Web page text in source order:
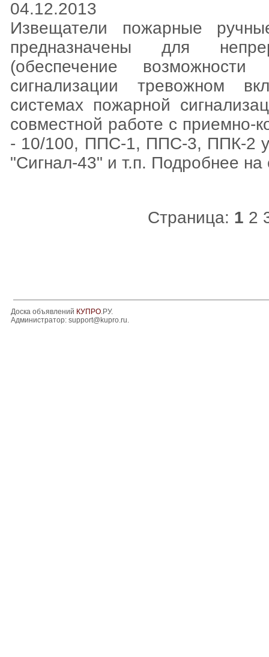
04.12.2013
Извещатели пожарные
предназначены для
(обеспечение
сигнализации тревожном
системах пожарной
совместной работе с приемно-
- 10/100, ППС-1, ППС-3, ППК-2
"Сигнал-43" и т.п. Подробнее на
Страница: 1 2
Доска объявлений КУПРО.РУ.
Администратор: support@kupro.ru.